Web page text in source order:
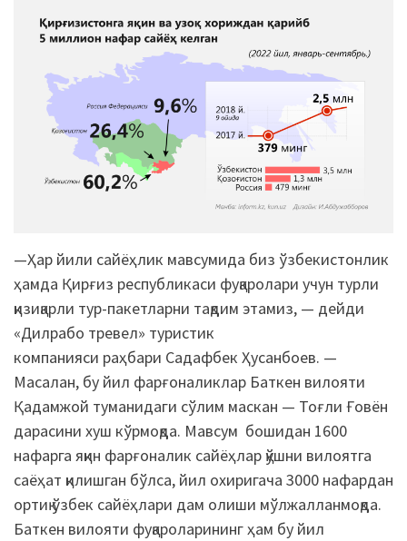
—Ҳар йили сайёҳлик мавсумида биз ўзбекистонлик
ҳамда Қирғиз республикаси фуқаролари учун турли
қизиқарли тур-пакетларни тақдим этамиз, — дейди
«Дилрабо тревел» туристик
компанияси раҳбари Садафбек Ҳусанбоев. —
Масалан, бу йил фарғоналиклар Баткен вилояти
Қадамжой туманидаги сўлим маскан — Тоғли Ғовён
дарасини хуш кўрмоқда. Мавсум бошидан 1600
нафарга яқин фарғоналик сайёҳлар қўшни вилоятга
саёҳат қилишган бўлса, йил охиригача 3000 нафардан
ортиқ ўзбек сайёҳлари дам олиши мўлжалланмоқда.
Баткен вилояти фуқароларининг ҳам бу йил